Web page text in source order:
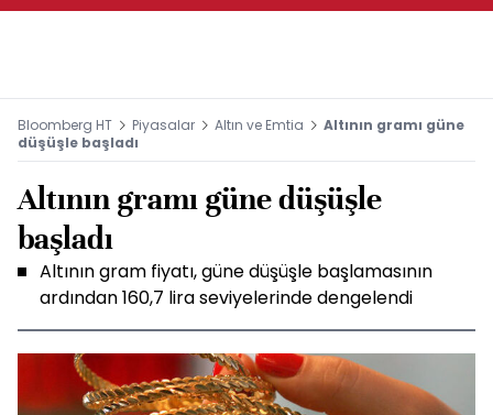
Bloomberg HT Piyasalar Altın ve Emtia
Altının gramı güne
düşüşle başladı
Altının gramı güne düşüşle
başladı
Altının gram fiyatı, güne düşüşle başlamasının
ardından 160,7 lira seviyelerinde dengelendi